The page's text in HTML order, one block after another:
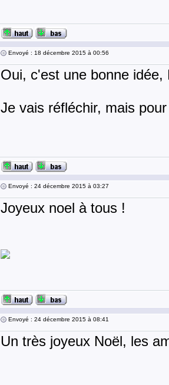
Envoyé : 18 décembre 2015 à 00:56
Oui, c'est une bonne idée,
Je vais réfléchir, mais
Envoyé : 24 décembre 2015 à 03:27
Joyeux noel à tous !
Envoyé : 24 décembre 2015 à 08:41
Un très joyeux Noël, les